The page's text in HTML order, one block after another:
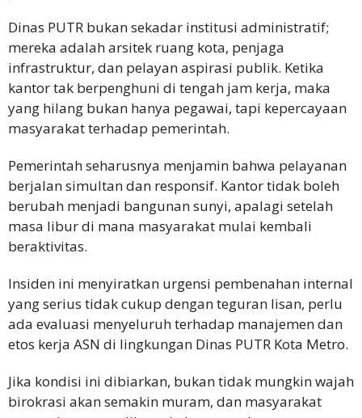
Dinas PUTR bukan sekadar institusi administratif;
mereka adalah arsitek ruang kota, penjaga
infrastruktur, dan pelayan aspirasi publik. Ketika
kantor tak berpenghuni di tengah jam kerja, maka
yang hilang bukan hanya pegawai, tapi kepercayaan
masyarakat terhadap pemerintah.
Pemerintah seharusnya menjamin bahwa pelayanan
berjalan simultan dan responsif. Kantor tidak boleh
berubah menjadi bangunan sunyi, apalagi setelah
masa libur di mana masyarakat mulai kembali
beraktivitas.
Insiden ini menyiratkan urgensi pembenahan internal
yang serius tidak cukup dengan teguran lisan, perlu
ada evaluasi menyeluruh terhadap manajemen dan
etos kerja ASN di lingkungan Dinas PUTR Kota Metro.
Jika kondisi ini dibiarkan, bukan tidak mungkin wajah
birokrasi akan semakin muram, dan masyarakat